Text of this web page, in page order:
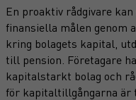
En proaktiv rådgivare
finansiella målen genom
kring bolagets kapital,
till pension. Företagare
kapitalstarkt bolag och
för kapitaltillgångarna är